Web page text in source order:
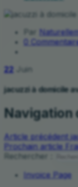
Par
0
22 Juin
jacuzzi à domicile
Navigation
Article précédent
Prochain article
Rechercher :
Invoice Page